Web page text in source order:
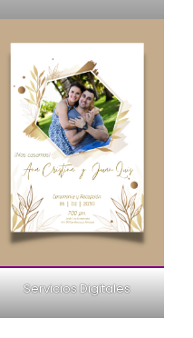
Servicios Digitales